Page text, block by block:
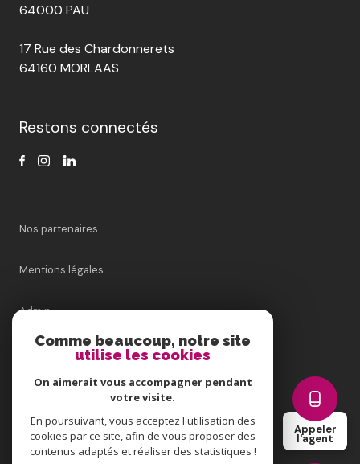
Appeler
l'agent
64000 PAU
17 Rue des Chardonnerets
64160 MORLAAS
Restons connectés
Nos partenaires
Mentions légales
Admin
Nos honoraires
Cookies
Comme beaucoup, notre site
utilise les cookies
On aimerait vous accompagner pendant
votre visite.
En poursuivant, vous acceptez l'utilisation des
cookies par ce site, afin de vous proposer des
contenus adaptés et réaliser des statistiques !